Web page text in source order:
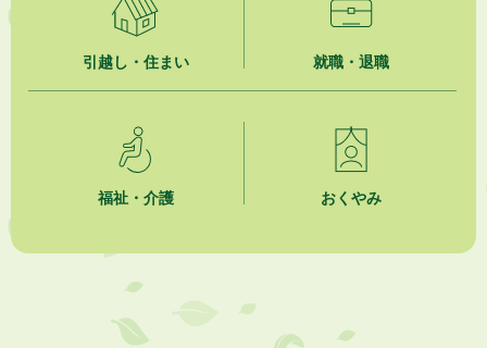
夏季休暇期間 開業医等診療予定
2026年8月3日
企業版ふるさと納税（地方創生応援税制）のお願い
引越し・住まい 就職・退職
福祉・介護 おくやみ